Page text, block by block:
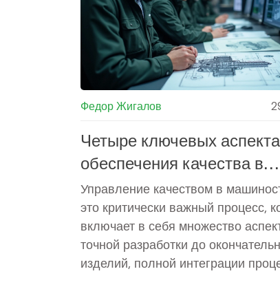
Федор Жигалов
Четыре ключевых аспекта
обеспечения качества в
машиностроении
Управление качеством в
это критически важный процесс,
включает в себя множество
точной разработки до
изделий, полной интеграции